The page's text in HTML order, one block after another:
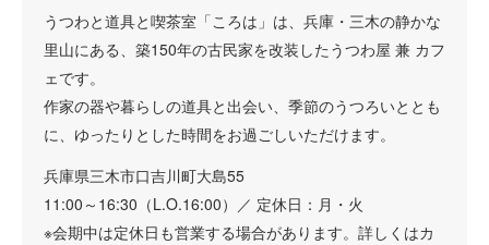
うつわと道具と喫茶室「ころは」は、兵庫・三木の静かな
里山にある、築150年の古民家を改装したうつわ屋 兼 カフ
ェです。
作家の器や暮らしの道具と出会い、季節のうつろいととも
に、ゆったりとした時間をお過ごしいただけます。
兵庫県三木市口吉川町大島55
11:00～16:30（L.O.16:00）／ 定休日：月・火
※会期中は定休日も営業する場合があります。詳しくはカ